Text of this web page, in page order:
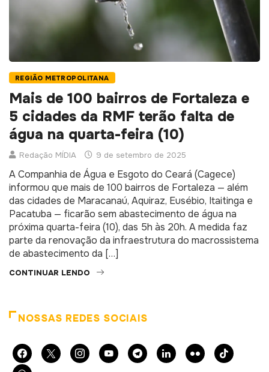
REGIÃO METROPOLITANA
Mais de 100 bairros de Fortaleza e
5 cidades da RMF terão falta de
água na quarta-feira (10)
Redação MÍDIA 9 de setembro de 2025
A Companhia de Água e Esgoto do Ceará (Cagece)
informou que mais de 100 bairros de Fortaleza — além
das cidades de Maracanaú, Aquiraz, Eusébio, Itaitinga e
Pacatuba — ficarão sem abastecimento de água na
próxima quarta-feira (10), das 5h às 20h. A medida faz
parte da renovação da infraestrutura do macrossistema
de abastecimento da […]
CONTINUAR LENDO
NOSSAS REDES SOCIAIS